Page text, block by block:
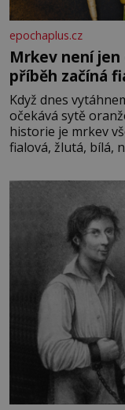
epochaplus.cz
Mrkev není
příběh začíná
Když dnes
očekává sytě
historie je mrkev
fialová, žlutá, bílá,
bez které si